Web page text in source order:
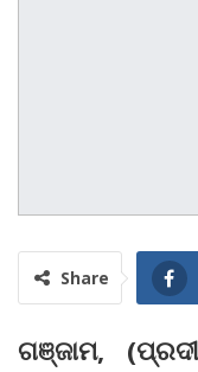
Share
ଗଞ୍ଜାମ,